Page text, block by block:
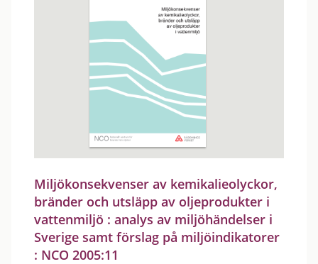
Miljökonsekvenser av kemikalieolyckor,
bränder och utsläpp av oljeprodukter i
vattenmiljö : analys av miljöhändelser i
Sverige samt förslag på miljöindikatorer
: NCO 2005:11